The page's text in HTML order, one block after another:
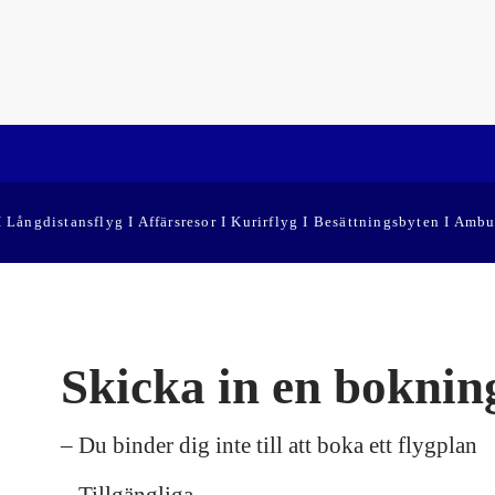
I Affärsresor I Kurirflyg I Besättningsbyten I
Skicka in en
– Du binder dig inte till att boka ett flygplan